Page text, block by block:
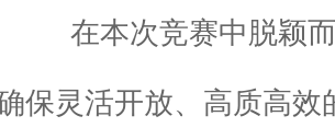
在本次竞赛中脱颖
保灵活开放、高质高效